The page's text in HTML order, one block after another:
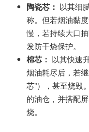
陶瓷芯： 以其细
称。但若烟油黏
慢，若持续大口
发防干烧保护。
棉芯： 以其快速
烟油耗尽后，若
芯”），甚至烧毁
的油仓，并搭配
烧。